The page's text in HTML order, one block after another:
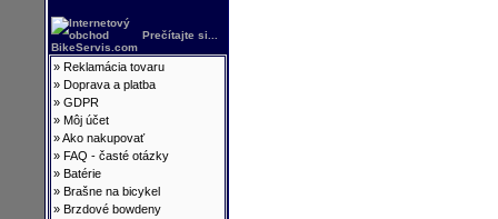
Prečítajte si...
» Reklamácia tovaru
» Doprava a platba
» GDPR
» Môj účet
»Ako nakupovať
» FAQ - časté otázky
» Batérie
» Brašne na bicykel
» Brzdové bowdeny